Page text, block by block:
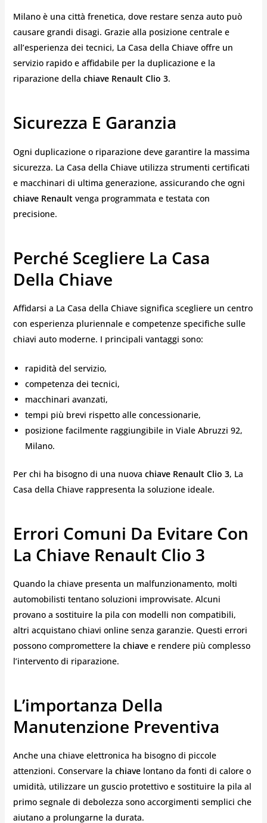
Milano è una città frenetica, dove restare senza auto può
causare grandi disagi. Grazie alla posizione centrale e
all’esperienza dei tecnici, La Casa della Chiave offre un
servizio rapido e affidabile per la duplicazione e la
riparazione della chiave Renault Clio 3.
Sicurezza E Garanzia
Ogni duplicazione o riparazione deve garantire la massima
sicurezza. La Casa della Chiave utilizza strumenti certificati
e macchinari di ultima generazione, assicurando che ogni
chiave Renaultvenga programmata e testata con
precisione.
Perché Scegliere La Casa
Della Chiave
Affidarsi a La Casa della Chiave significa scegliere un centro
con esperienza pluriennale e competenze specifiche sulle
chiavi auto moderne. I principali vantaggi sono:
rapidità del servizio,
competenza dei tecnici,
macchinari avanzati,
tempi più brevi rispetto alle concessionarie,
posizione facilmente raggiungibile in Viale Abruzzi 92,
Milano.
Per chi ha bisogno di una nuova chiave Renault Clio 3, La
Casa della Chiave rappresenta la soluzione ideale.
Errori Comuni Da Evitare Con
La Chiave Renault Clio 3
Quando la chiave presenta un malfunzionamento, molti
automobilisti tentano soluzioni improvvisate. Alcuni
provano a sostituire la pila con modelli non compatibili,
altri acquistano chiavi online senza garanzie. Questi errori
possono compromettere la chiave e rendere più complesso
l’intervento di riparazione.
L’importanza Della
Manutenzione Preventiva
Anche una chiave elettronica ha bisogno di piccole
attenzioni. Conservare la chiave lontano da fonti di calore o
umidità, utilizzare un guscio protettivo e sostituire la pila al
primo segnale di debolezza sono accorgimenti semplici che
aiutano a prolungarne la durata.